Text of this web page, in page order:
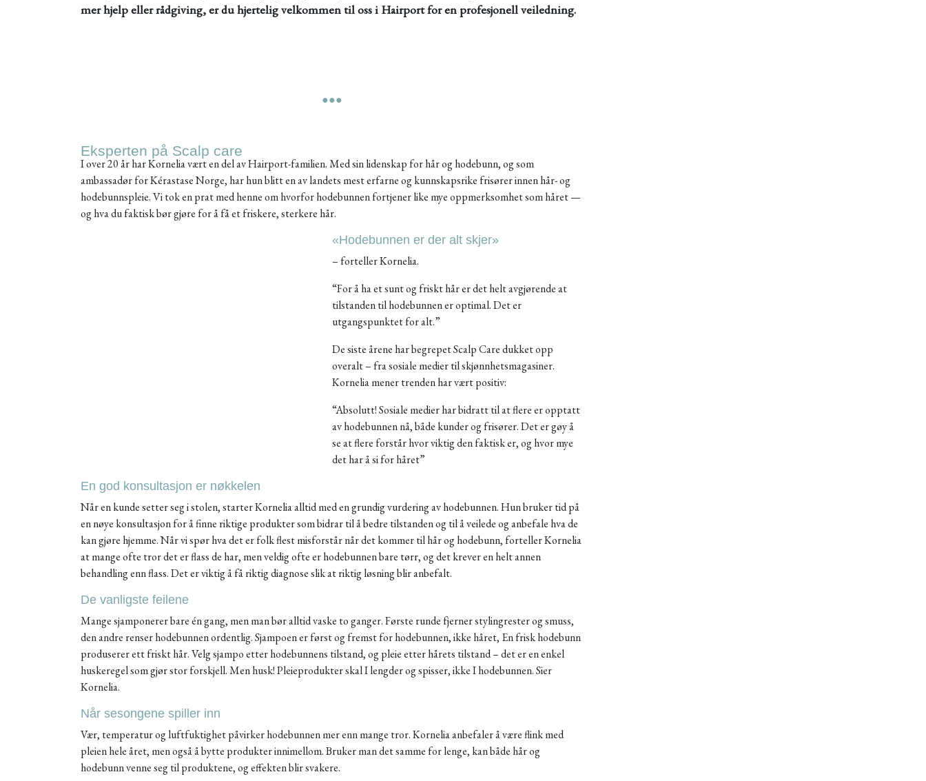
mer hjelp eller rådgiving, er du hjertelig velkommen til oss i Hairport for en profesjonell veiledning.
Eksperten på Scalp care
I over 20 år har Kornelia vært en del av Hairport-familien. Med sin lidenskap for hår og hodebunn, og som
ambassadør for Kérastase Norge, har hun blitt en av landets mest erfarne og kunnskapsrike frisører innen hår- og
hodebunnspleie. Vi tok en prat med henne om hvorfor hodebunnen fortjener like mye oppmerksomhet som håret —
og hva du faktisk bør gjøre for å få et friskere, sterkere hår.
«Hodebunnen er der alt skjer»
– forteller Kornelia.
“For å ha et sunt og friskt hår er det helt avgjørende at
tilstanden til hodebunnen er optimal. Det er
utgangspunktet for alt.”
De siste årene har begrepet Scalp Care dukket opp
overalt – fra sosiale medier til skjønnhetsmagasiner.
Kornelia mener trenden har vært positiv:
“Absolutt! Sosiale medier har bidratt til at flere er opptatt
av hodebunnen nå, både kunder og frisører. Det er gøy å
se at flere forstår hvor viktig den faktisk er, og hvor mye
det har å si for håret”
En god konsultasjon er nøkkelen
Når en kunde setter seg i stolen, starter Kornelia alltid med en grundig vurdering av hodebunnen. Hun bruker tid på
en nøye konsultasjon for å finne riktige produkter som bidrar til å bedre tilstanden og til å veilede og anbefale hva de
kan gjøre hjemme. Når vi spør hva det er folk flest misforstår når det kommer til hår og hodebunn, forteller Kornelia
at mange ofte tror det er flass de har, men veldig ofte er hodebunnen bare tørr, og det krever en helt annen
behandling enn flass. Det er viktig å få riktig diagnose slik at riktig løsning blir anbefalt.
De vanligste feilene
Mange sjamponerer bare én gang, men man bør alltid vaske to ganger. Første runde fjerner stylingrester og smuss,
den andre renser hodebunnen ordentlig. Sjampoen er først og fremst for hodebunnen, ikke håret, En frisk hodebunn
produserer ett friskt hår. Velg sjampo etter hodebunnens tilstand, og pleie etter hårets tilstand – det er en enkel
huskeregel som gjør stor forskjell. Men husk! Pleieprodukter skal I lengder og spisser, ikke I hodebunnen. Sier
Kornelia.
Når sesongene spiller inn
Vær, temperatur og luftfuktighet påvirker hodebunnen mer enn mange tror. Kornelia anbefaler å være flink med
pleien hele året, men også å bytte produkter innimellom. Bruker man det samme for lenge, kan både hår og
hodebunn venne seg til produktene, og effekten blir svakere.